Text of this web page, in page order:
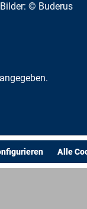
© Buderus
Alle